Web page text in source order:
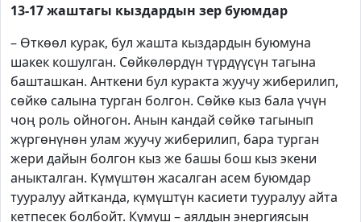
13-17 жаштагы кыздардын зер буюмдар
– Өткөөл курак, бул жашта кыздардын буюмуна
шакек кошулган. Сөйкөлөрдүн түрдүүсүн тагына
башташкан. Анткени бул куракта жуучу жиберилип,
сөйкө салына турган болгон. Сөйкө кыз бала үчүн
чоң роль ойногон. Анын кандай сөйкө тагынып
жүргөнүнөн улам жуучу жиберилип, бара турган
жери дайын болгон кыз же башы бош кыз экени
аныкталган. Күмүштөн жасалган асем буюмдар
тууралуу айтканда, күмүштүн касиети тууралуу айта
кетпесек болбойт. Күмүш – аялдын энергиясын